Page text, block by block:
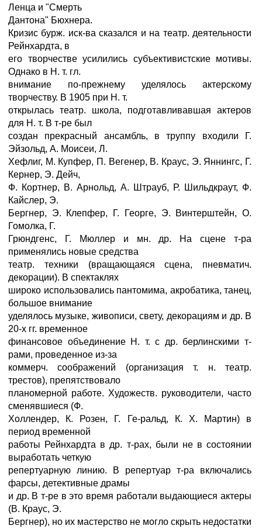
Ленца и "Смерть
Дантона" Бюхнера.
Кризис бурж. иск-ва сказался и на театр. деятельности
Рейнхардта, в
его творчестве усилились субъективистские мотивы.
Однако в Н. т. гл.
внимание по-прежнему уделялось актерскому
творчеству. В 1905 при Н. т.
открылась театр. школа, подготавливавшая актеров
для Н. т. В т-ре был
создан прекрасный ансамбль, в труппу входили Г.
Эйзольд, А. Моисеи, Л.
Хефлиг, М. Купфер, П. Вегенер, В. Краус, Э. Яннингс, Г.
Кернер, Э. Дейч,
Ф. Кортнер, В. Арнольд, А. Штрауб, Р. Шильдкраут, Ф.
Кайслер, Э.
Бергнер, Э. Клепфер, Г. Георге, Э. Винтерштейн, О.
Гомолка, Г.
Грюндгенс, Г. Мюллер и мн. др. На сцене т-ра
применялись новые средства
театр. техники (вращающаяся сцена, пневматич.
декорации). В спектаклях
широко использовались пантомима, акробатика, танец,
большое внимание
уделялось музыке, живописи, свету, декорациям и др. В
20-х гг. временное
финансовое объединение Н. т. с др. берлинскими т-
рами, проведенное из-за
коммерч. соображений (организация т. н. театр.
трестов), препятствовало
планомерной работе. Художеств. руководители, часто
сменявшиеся (Ф.
Холлендер, К. Розен, Г. Ге-ральд, К. X. Мартин) в
период временной
работы Рейнхардта в др. т-рах, были не в состоянии
выработать четкую
репертуарную линию. В репертуар т-ра включались
фарсы, детективные драмы
и др. В т-ре в это время работали выдающиеся актеры
(В. Краус, Э.
Бергнер), но их мастерство не могло скрыть недостатки